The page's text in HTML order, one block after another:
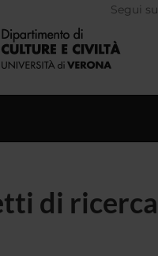
Segui su
di ricerca